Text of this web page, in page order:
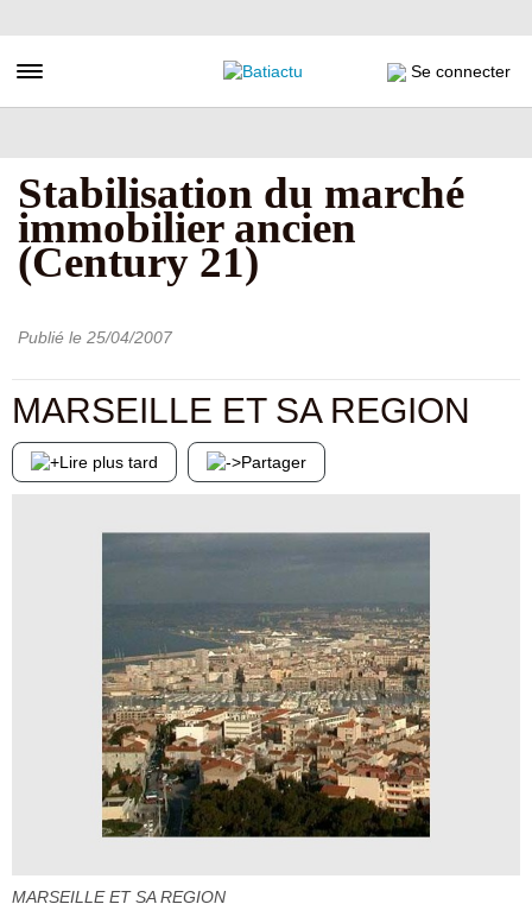
au
principal
Toggle navigation Se connecter
Stabilisation du marché
immobilier ancien
(Century 21)
Publié le 25/04/2007
MARSEILLE ET SA REGION
Lire plus tard Partager
MARSEILLE ET SA REGION